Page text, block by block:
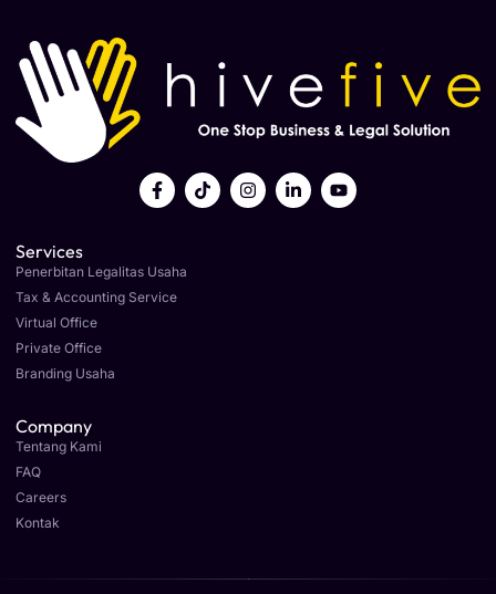
Services
Penerbitan Legalitas Usaha
Tax & Accounting Service
Virtual Office
Private Office
Branding Usaha
Company
Tentang Kami
FAQ
Careers
Kontak